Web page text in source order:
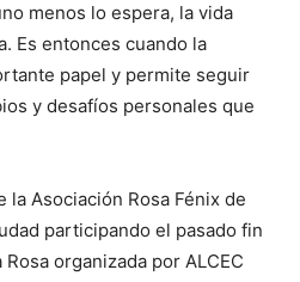
menos lo espera, la vida
Es entonces cuando la
papel y permite seguir
y desafíos personales que
la Asociación Rosa Fénix de
participando el pasado fin
organizada por ALCEC